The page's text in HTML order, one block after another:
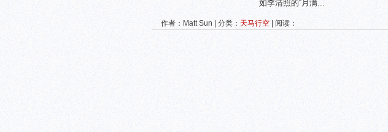
如李清照的“月满...
作者：Matt Sun | 分类： 天马行空 | 阅读：